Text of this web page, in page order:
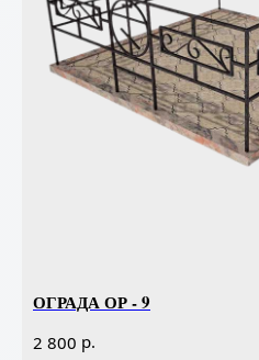
ОГРАДА ОР - 9
2 800 р.